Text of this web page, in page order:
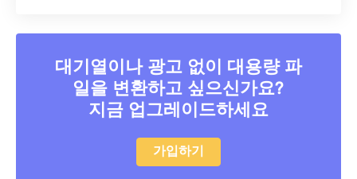
대기열이나 광고 없이 대용량 파
일을 변환하고 싶으신가요?
지금 업그레이드하세요
가입하기